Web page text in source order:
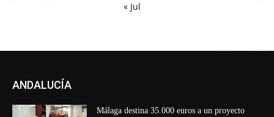
« Jul
ANDALUCÍA
Málaga destina 35.000 euros a un proyecto